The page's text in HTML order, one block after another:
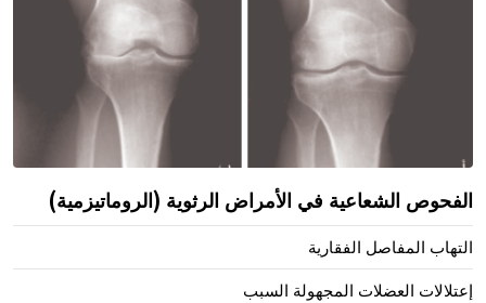
الفحوص الشعاعية في الأمراض الرثوية (الروماتيزمية)
التهاب المفاصل الفقارية
إعتلالات العضلات المجهولة السبب